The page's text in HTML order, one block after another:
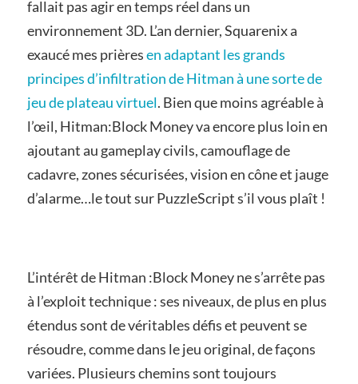
fallait pas agir en temps réel dans un
environnement 3D. L’an dernier, Squarenix a
exaucé mes prièresen adaptant les grands
principes d’infiltration de Hitman à une sorte de
jeu de plateau virtuel. Bien que moins agréable à
l’œil, Hitman:Block Money va encore plus loin en
ajoutant au gameplay civils, camouflage de
cadavre, zones sécurisées, vision en cône et jauge
d’alarme…le tout sur PuzzleScript s’il vous plaît !
L’intérêt de Hitman :Block Money ne s’arrête pas
à l’exploit technique : ses niveaux, de plus en plus
étendus sont de véritables défis et peuvent se
résoudre, comme dans le jeu original, de façons
variées. Plusieurs chemins sont toujours